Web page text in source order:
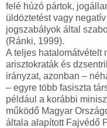
felé húzó pártok,
üldöztetést vagy
jogszabályok által
(Ránki, 1999).
A teljes hatalomátvételt
arisztokraták és
irányzat, azonban –
– egyre több fasiszta
például a korábbi
működő Magyar
általa alapított Fajvédő